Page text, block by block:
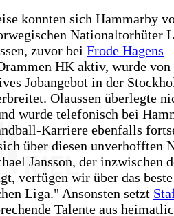
konnten sich Hammarby
Nationaltorhüter
zuvor bei Frode Hagens
HK aktiv, wurde von
Jobangebot in der
Olaussen überlegte
wurde telefonisch bei
Karriere ebenfalls
über diesen unverhofften
Jansson, der inzwischen
verfügen wir über das
Liga." Ansonsten setzt
Talente aus